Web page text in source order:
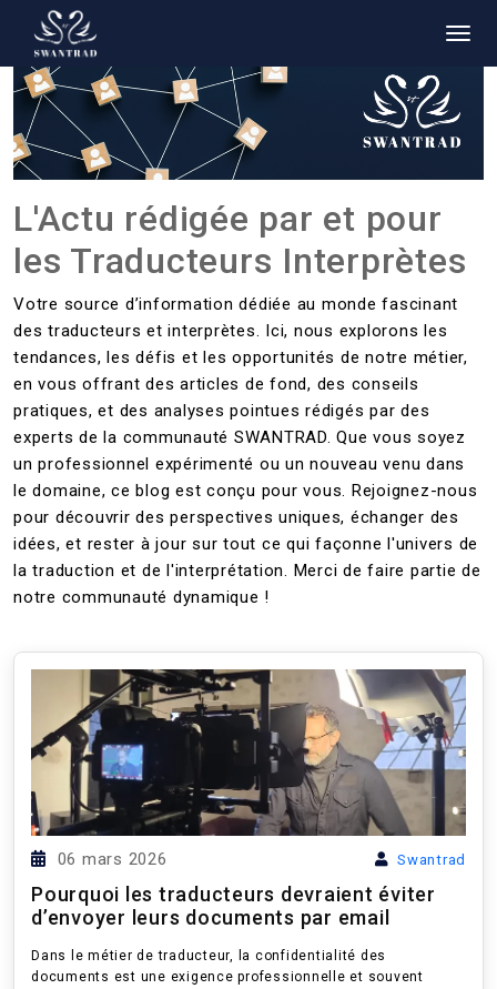
L'Actu rédigée par et pour
les Traducteurs Interprètes
Votre source d’information dédiée au monde fascinant
des traducteurs et interprètes. Ici, nous explorons les
tendances, les défis et les opportunités de notre métier,
en vous offrant des articles de fond, des conseils
pratiques, et des analyses pointues rédigés par des
experts de la communauté SWANTRAD. Que vous soyez
un professionnel expérimenté ou un nouveau venu dans
le domaine, ce blog est conçu pour vous. Rejoignez-nous
pour découvrir des perspectives uniques, échanger des
idées, et rester à jour sur tout ce qui façonne l'univers de
la traduction et de l'interprétation. Merci de faire partie de
notre communauté dynamique !
06 mars 2026 Swantrad
Pourquoi les traducteurs devraient éviter
d’envoyer leurs documents par email
Dans le métier de traducteur, la confidentialité des
documents est une exigence professionnelle et souvent